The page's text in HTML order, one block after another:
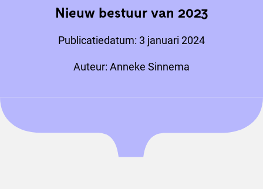
Nieuw bestuur van 2023
Publicatiedatum: 3 januari 2024
Auteur: Anneke Sinnema